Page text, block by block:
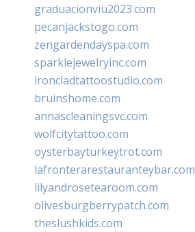
graduacionviu2023.com
pecanjackstogo.com
zengardendayspa.com
sparklejewelryinc.com
ironcladtattoostudio.com
bruinshome.com
annascleaningsvc.com
wolfcitytattoo.com
oysterbayturkeytrot.com
lafronterarestauranteybar.com
lilyandrosetearoom.com
olivesburgberrypatch.com
theslushkids.com